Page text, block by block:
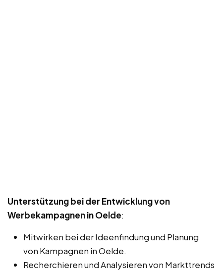
Unterstützung bei der Entwicklung von
Werbekampagnen in Oelde:
Mitwirken bei der Ideenfindung und Planung
von Kampagnen in Oelde.
Recherchieren und Analysieren von Markttrends